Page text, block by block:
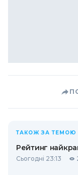
ТАКОЖ ЗА ТЕМОЮ
Рейтинг
Сьогодні 23:13